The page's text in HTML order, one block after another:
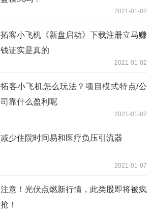
2021-01-02
拓客小飞机《新盘启动》下载注册立马赚
钱证实是真的
2021-01-02
拓客小飞机怎么玩法？项目模式特点/公
司靠什么盈利呢
2021-01-02
减少住院时间易和医疗负压引流器
2021-01-07
注意！光伏点燃新行情，此类股即将被疯
抢！